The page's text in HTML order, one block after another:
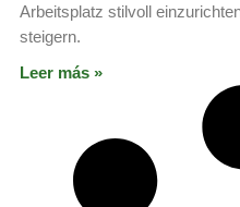
Arbeitsplatz stilvoll
steigern.
Leer más »